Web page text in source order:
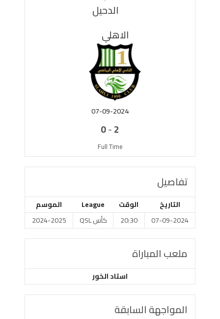
الدحيل
الاهلي
07-09-2024
2
-
0
Full Time
تفاصيل
التاريخ الوقت League
الموسم
07-09-2024
20:30 كأس QSL 2024-2025
ملعب المباراة
استاد الخور
المواجهة السابقة